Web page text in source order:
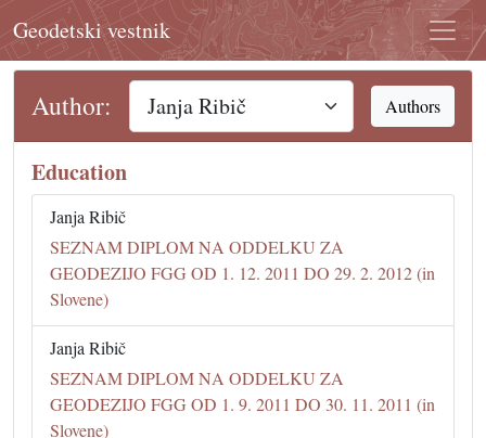
Geodetski vestnik
Author: Authors
Education
Janja Ribič
SEZNAM DIPLOM NA ODDELKU ZA
GEODEZIJO FGG OD 1. 12. 2011 DO 29. 2. 2012 (in
Slovene)
Janja Ribič
SEZNAM DIPLOM NA ODDELKU ZA
GEODEZIJO FGG OD 1. 9. 2011 DO 30. 11. 2011 (in
Slovene)